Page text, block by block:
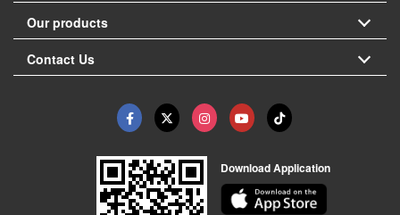
Our products
Contact Us
Download Application